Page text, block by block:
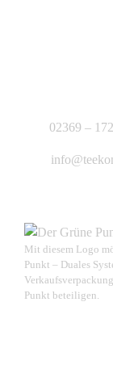
02369 –
Mit diesem Logo
Punkt – Duales
Punkt beteiligen.